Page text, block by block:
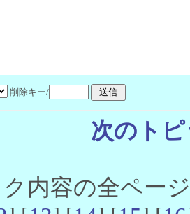
削除キー/
次のト
内容の全ペー